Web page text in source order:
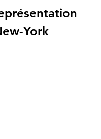
York